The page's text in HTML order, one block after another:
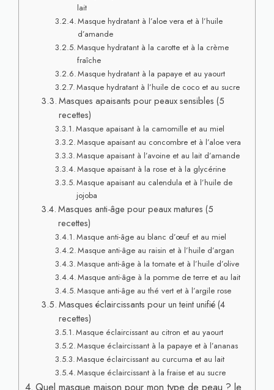
lait
Masque hydratant à l’aloe vera et à l’huile
d’amande
Masque hydratant à la carotte et à la crème
fraîche
Masque hydratant à la papaye et au yaourt
Masque hydratant à l’huile de coco et au sucre
Masques apaisants pour peaux sensibles (5
recettes)
Masque apaisant à la camomille et au miel
Masque apaisant au concombre et à l’aloe vera
Masque apaisant à l’avoine et au lait d’amande
Masque apaisant à la rose et à la glycérine
Masque apaisant au calendula et à l’huile de
jojoba
Masques anti-âge pour peaux matures (5
recettes)
Masque anti-âge au blanc d’œuf et au miel
Masque anti-âge au raisin et à l’huile d’argan
Masque anti-âge à la tomate et à l’huile d’olive
Masque anti-âge à la pomme de terre et au lait
Masque anti-âge au thé vert et à l’argile rose
Masques éclaircissants pour un teint unifié (4
recettes)
Masque éclaircissant au citron et au yaourt
Masque éclaircissant à la papaye et à l’ananas
Masque éclaircissant au curcuma et au lait
Masque éclaircissant à la fraise et au sucre